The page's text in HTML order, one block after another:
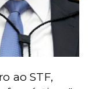
ao STF,